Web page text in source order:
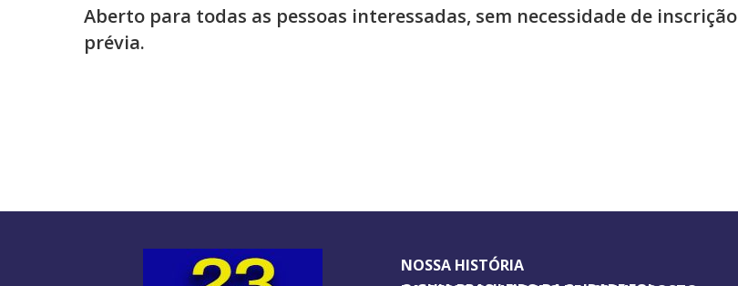
Aberto para todas as pessoas interessadas, sem necessidade de inscrição
prévia.
NOSSA HISTÓRIA